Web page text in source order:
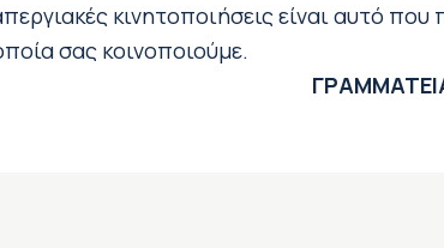
κινητοποιήσεις είναι αυτό
σας κοινοποιούμε.